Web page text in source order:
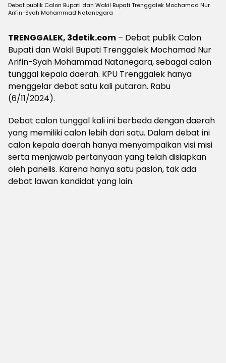
Debat publik Calon Bupati dan Wakil Bupati Trenggalek Mochamad Nur
Arifin-Syah Mohammad Natanegara
TRENGGALEK, 3detik.com – Debat publik Calon
Bupati dan Wakil Bupati Trenggalek Mochamad Nur
Arifin-Syah Mohammad Natanegara, sebagai calon
tunggal kepala daerah. KPU Trenggalek hanya
menggelar debat satu kali putaran. Rabu
(6/11/2024).
Debat calon tunggal kali ini berbeda dengan daerah
yang memiliki calon lebih dari satu. Dalam debat ini
calon kepala daerah hanya menyampaikan visi misi
serta menjawab pertanyaan yang telah disiapkan
oleh panelis. Karena hanya satu paslon, tak ada
debat lawan kandidat yang lain.